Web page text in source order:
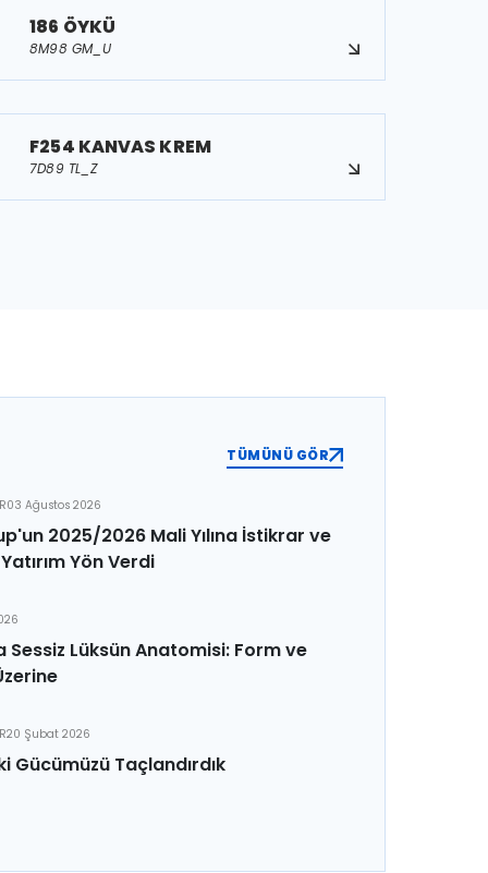
186 ÖYKÜ
8M98 GM_U
F254 KANVAS KREM
7D89 TL_Z
TÜMÜNÜ GÖR
03 Ağustos 2026
2025/2026 Mali Yılına İstikrar ve
Yön Verdi
Sessiz Lüksün Anatomisi: Form ve
20 Şubat 2026
Gücümüzü Taçlandırdık